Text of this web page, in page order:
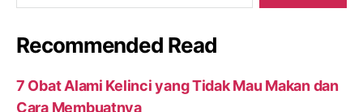
Recommended Read
7 Obat Alami Kelinci yang Tidak Mau Makan dan
Cara Membuatnya